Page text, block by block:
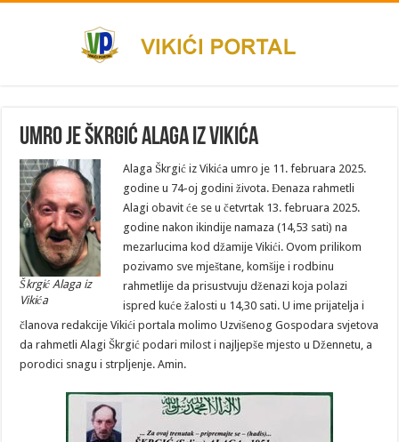
Umro je Škrgić Alaga iz Vikića
Škrgić Alaga iz
Vikića
Alaga Škrgić iz Vikića umro je 11. februara 2025.
godine u 74-oj godini života. Đenaza rahmetli
Alagi obavit će se u četvrtak 13. februara 2025.
godine nakon ikindije namaza (14,53 sati) na
mezarlucima kod džamije Vikići. Ovom prilikom
pozivamo sve mještane, komšije i rodbinu
rahmetlije da prisustvuju dženazi koja polazi
ispred kuće žalosti u 14,30 sati. U ime prijatelja i
članova redakcije Vikići portala molimo Uzvišenog Gospodara svjetova
da rahmetli Alagi Škrgić podari milost i najljepše mjesto u Džennetu, a
porodici snagu i strpljenje. Amin.